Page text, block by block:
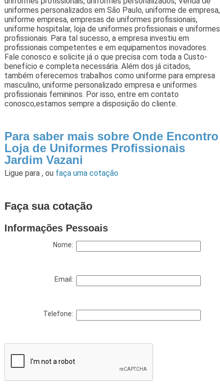
uniformes personalizados em São Paulo, uniforme de empresa,
uniforme empresa, empresas de uniformes profissionais,
uniforme hospitalar, loja de uniformes profissionais e uniformes
profissionais. Para tal sucesso, a empresa investiu em
profissionais competentes e em equipamentos inovadores.
Fale conosco e solicite já o que precisa com toda a Custo-
benefício e completa necessária. Além dos já citados,
também oferecemos trabalhos como uniforme para empresa
masculino, uniforme personalizado empresa e uniformes
profissionais femininos. Por isso, entre em contato
conosco,estamos sempre a disposição do cliente.
Para saber mais sobre Onde Encontro
Loja de Uniformes Profissionais
Jardim Vazani
Ligue para , ou faça uma cotação
Faça sua cotação
Informações Pessoais
Nome:
Email:
Telefone: